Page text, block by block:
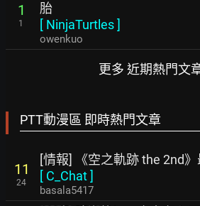
1
1
胎
[ NinjaTurtles]
owenkuo
更多 近期熱門文
PTT動漫區 即時熱門文章
11
24
[情報] 《空之軌跡 the 2nd
[ C_Chat]
basala5417